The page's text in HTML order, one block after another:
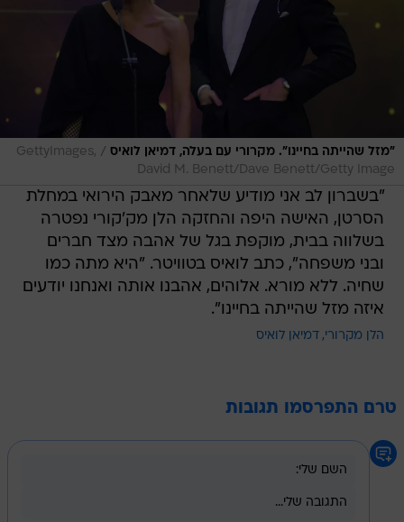
"מזל שהייתה בחיינו". מקרורי עם בעלה, דמיאן לואיס /
GettyImages,
David M. Benett/Dave Benett/Getty Image
"בשברון לב אני מודיע ​​שלאחר מאבק הירואי במחלת
הסרטן, האישה היפה והחזקה הלן מק'קורי נפטרה
בשלווה בבית, מוקפת בגל של אהבה מצד חברים
ובני משפחה", כתב לואיס בטוויטר. "היא מתה כמו
שחיה. ללא מורא. אלוהים, אהבנו אותה ואנחנו יודעים
איזה מזל שהייתה בחיינו".
הלן מקרורי דמיאן לואיס
טרם התפרסמו תגובות